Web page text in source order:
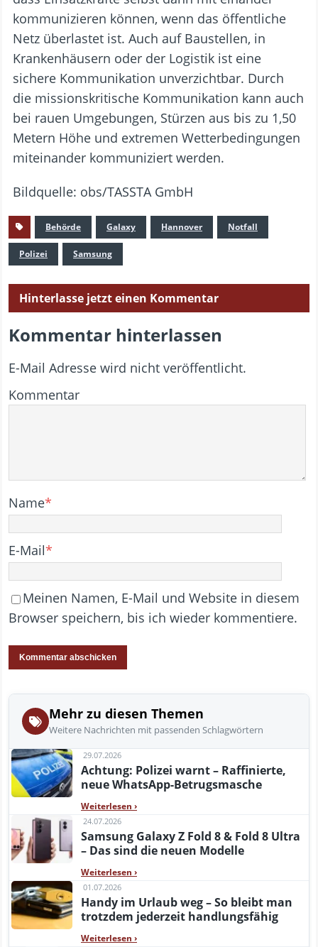
kommunizieren können, wenn das öffentliche
Netz überlastet ist. Auch auf Baustellen, in
Krankenhäusern oder der Logistik ist eine
sichere Kommunikation unverzichtbar. Durch
die missionskritische Kommunikation kann auch
bei rauen Umgebungen, Stürzen aus bis zu 1,50
Metern Höhe und extremen Wetterbedingungen
miteinander kommuniziert werden.
Bildquelle: obs/TASSTA GmbH
Behörde Galaxy Hannover Notfall
Polizei Samsung
Hinterlasse jetzt einen Kommentar
Kommentar hinterlassen
E-Mail Adresse wird nicht veröffentlicht.
Kommentar
Name*
E-Mail*
Meinen Namen, E-Mail und Website in diesem
Browser speichern, bis ich wieder kommentiere.
Mehr zu diesen Themen
Weitere Nachrichten mit passenden Schlagwörtern
29.07.2026
Achtung: Polizei warnt – Raffinierte,
neue WhatsApp-Betrugsmasche
Weiterlesen ›
24.07.2026
Samsung Galaxy Z Fold 8 & Fold 8 Ultra
– Das sind die neuen Modelle
Weiterlesen ›
01.07.2026
Handy im Urlaub weg – So bleibt man
trotzdem jederzeit handlungsfähig
Weiterlesen ›